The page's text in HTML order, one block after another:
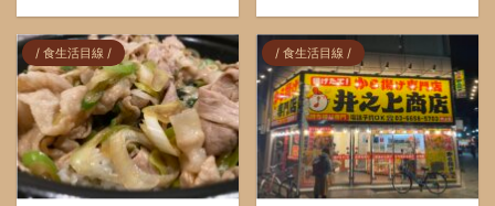
/ 食生活目線 / / 食生活目線 /